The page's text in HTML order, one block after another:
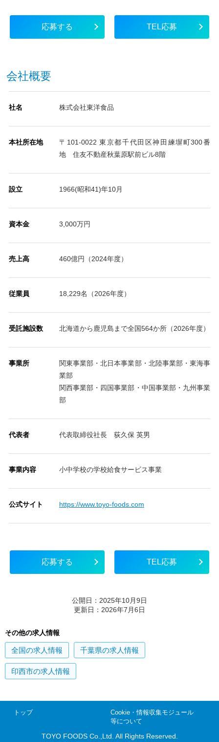
応募する TEL応募
会社概要
社名 株式会社東洋食品
本社所在地
〒101-0022 東京都千代田区神田練塀町300番
地 住友不動産秋葉原駅前ビル8階
設立 1966(昭和41)年10月
資本金 3,000万円
売上高 460億円（2024年度）
従業員 18,229名（2026年度）
受託施設数 北海道から鹿児島まで全国564か所（2026年度）
事業所
関東事業部・北日本事業部・北陸事業部・東海事
業部
関西事業部・四国事業部・中国事業部・九州事業
部
代表者 代表取締役社長 荻久保 英男
事業内容 小中学校の学校給食サービス事業
公式サイト https://www.toyo-foods.com
応募する TEL応募
公開日：2025年10月9日
更新日：2026年7月6日
その他の求人情報
全国の求人情報 千葉県の求人情報
印西市の求人情報
トップ
Cookie・情報収集モジュール
等について
TOYO FOODS Co.,Ltd. All Rights Reserved.